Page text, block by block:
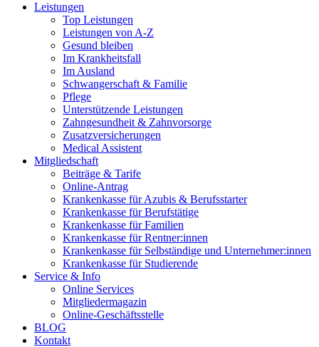
Leistungen
Top Leistungen
Leistungen von A-Z
Gesund bleiben
Im Krankheitsfall
Im Ausland
Schwangerschaft & Familie
Pflege
Unterstützende Leistungen
Zahngesundheit & Zahnvorsorge
Zusatzversicherungen
Medical Assistent
Mitgliedschaft
Beiträge & Tarife
Online-Antrag
Krankenkasse für Azubis & Berufsstarter
Krankenkasse für Berufstätige
Krankenkasse für Familien
Krankenkasse für Rentner:innen
Krankenkasse für Selbständige und Unternehmer:innen
Krankenkasse für Studierende
Service & Info
Online Services
Mitgliedermagazin
Online-Geschäftsstelle
BLOG
Kontakt